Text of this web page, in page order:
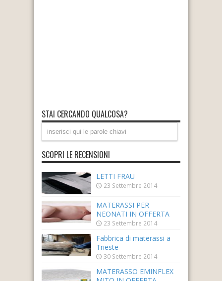
STAI CERCANDO QUALCOSA?
SCOPRI LE RECENSIONI
LETTI FRAU
23 Settembre 2014
MATERASSI PER
NEONATI IN OFFERTA
23 Settembre 2014
Fabbrica di materassi a
Trieste
30 Settembre 2014
MATERASSO EMINFLEX